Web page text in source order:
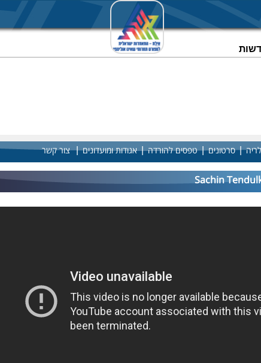
|סרטונים|טפסים להורדה|אגודות ומועדונים| צור קשר
Sachin